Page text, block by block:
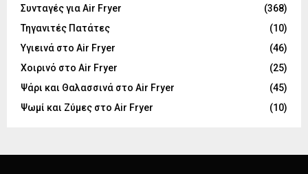
Συνταγές για Air Fryer
(368)
Τηγανιτές Πατάτες
(10)
Υγιεινά στο Air Fryer
(46)
Χοιρινό στο Air Fryer
(25)
Ψάρι και Θαλασσινά στο Air Fryer
(45)
Ψωμί και Ζύμες στο Air Fryer
(10)